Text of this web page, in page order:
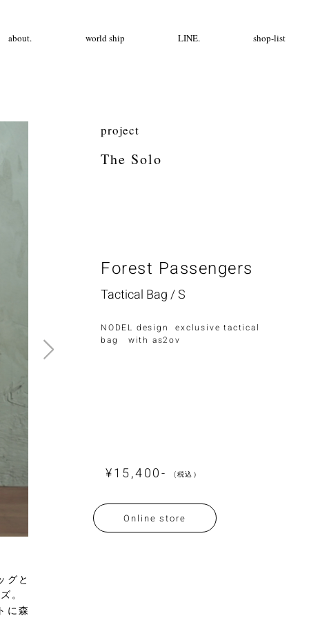
about. world ship LINE. shop-list
project
The Solo
Forest Passengers
Tactical Bag / S
NODEL design exclusive tactical
bag with as2ov
¥15,400- (税込）
Online store
グと
。
に森